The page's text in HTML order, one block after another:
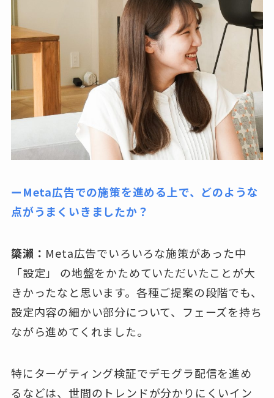
ーMeta広告での施策を進める上で、どのような
点がうまくいきましたか？
簗瀨： Meta広告でいろいろな施策があった中
「設定」 の地盤をかためていただいたことが大
きかったなと思います。各種ご提案の段階でも、
設定内容の細かい部分について、フェーズを持ち
ながら進めてくれました。
特にターゲティング検証でデモグラ配信を進め
るなどは、世間のトレンドが分かりにくいイン